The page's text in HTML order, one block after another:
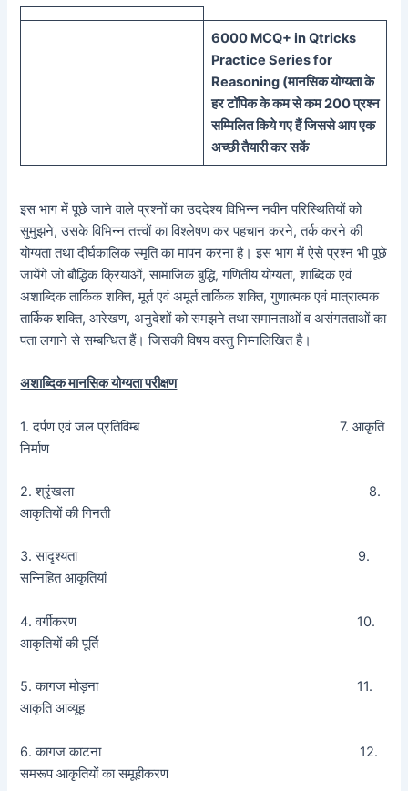
6000 MCQ+ inQtricks
Practice Seriesfor
Reasoning (मानसिकयोग्यता के
हर टॉपिक के कम से कम 200 प्रश्न
सम्मिलित किये गए हैं जिससे आप एक
अच्छी तैयारी कर सकें
इस भाग में पूछे जाने वाले प्रश्नों का उददेश्य विभिन्न नवीन परिस्थितियों को
सुमुझने, उसके विभिन्न तत्त्वों का विश्लेषण कर पहचान करने, तर्क करने की
योग्यता तथा दीर्घकालिक स्मृति का मापन करना है। इस भाग में ऐसे प्रश्न भी पूछे
जायेंगे जो बौद्धिक क्रियाओं, सामाजिक बुद्धि, गणितीय योग्यता, शाब्दिक एवं
अशाब्दिक तार्किक शक्ति, मूर्त एवं अमूर्त तार्किक शक्ति, गुणात्मक एवं मात्रात्मक
तार्किक शक्ति, आरेखण, अनुदेशों को समझने तथा समानताओं व असंगतताओं का
पता लगाने से सम्बन्धित हैं। जिसकी विषय वस्तु निम्नलिखित है।
अशाब्दिक मानसिक योग्यता परीक्षण
1. दर्पण एवं जल प्रतिविम्ब 7. आकृति
निर्माण
2. श्रृंखला 8.
आकृतियों की गिनती
3. सादृश्यता 9.
सन्निहित आकृतियां
4. वर्गीकरण 10.
आकृतियों की पूर्ति
5. कागज मोड़ना 11.
आकृति आव्यूह
6. कागज काटना 12.
समरूप आकृतियों का समूहीकरण